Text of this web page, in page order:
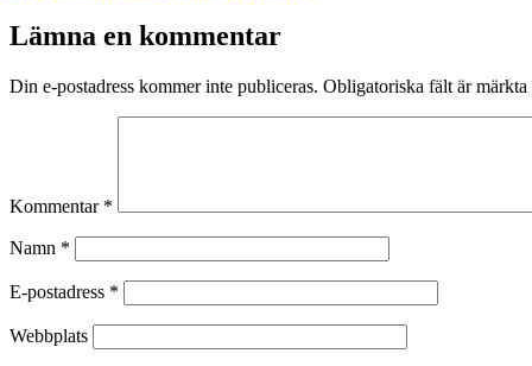
Lämna en kommentar
Din e-postadress kommer inte publiceras. Obligatoriska fält är märkta
Kommentar *
Namn *
E-postadress *
Webbplats